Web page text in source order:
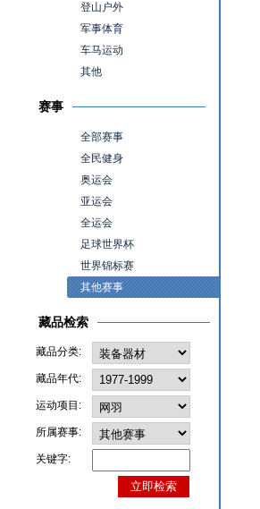
登山户外
军事体育
车马运动
其他
赛事
全部赛事
全民健身
奥运会
亚运会
全运会
足球世界杯
世界锦标赛
其他赛事
藏品检索
藏品分类:
藏品年代:
运动项目:
所属赛事:
关键字: